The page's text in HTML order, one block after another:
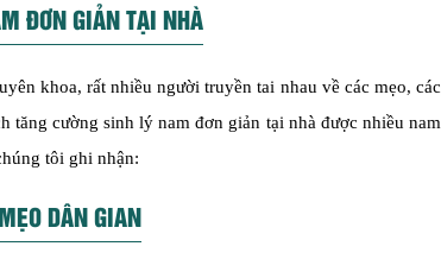
ĐƠN GIẢN TẠI NHÀ
khoa, rất nhiều người truyền tai nhau về các mẹo, các
tăng cường sinh lý nam đơn giản tại nhà được nhiều nam
tôi ghi nhận:
DÂN GIAN